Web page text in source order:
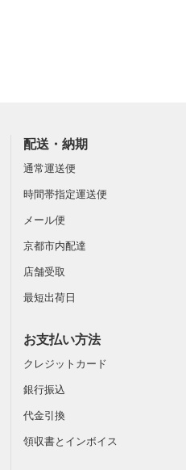
配送・納期
通常運送便
時間帯指定運送便
メール便
京都市内配達
店舗受取
最短出荷日
お支払い方法
クレジットカード
銀行振込
代金引換
領収書とインボイス